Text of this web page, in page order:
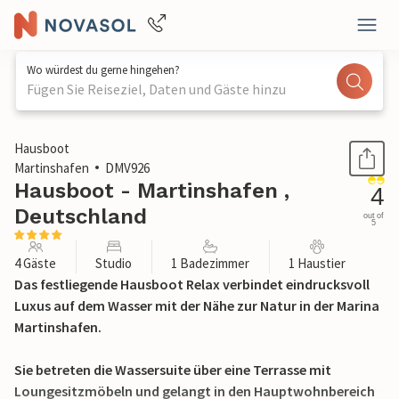
Wo würdest du gerne hingehen?
Fügen Sie Reiseziel, Daten und Gäste hinzu
1 / 29
Hausboot
Martinshafen
DMV926
Hausboot - Martinshafen ,
Deutschland
4
out of
5
4 Gäste Studio 1 Badezimmer 1 Haustier
Das festliegende Hausboot Relax verbindet eindrucksvoll
Luxus auf dem Wasser mit der Nähe zur Natur in der Marina
Martinshafen.
Sie betreten die Wassersuite über eine Terrasse mit
Loungesitzmöbeln und gelangt in den Hauptwohnbereich